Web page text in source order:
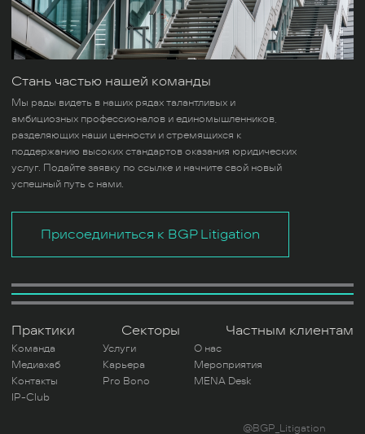
Стань частью нашей команды
Мы рады видеть в наших рядах талантливых и
амбициозных профессионалов и единомышленников,
разделяющих наши ценности и стремящихся к
поддержанию высоких стандартов оказания юридических
услуг. Подайте заявку по ссылке и начните свой новый
успешный путь с нами.
Присоединиться к BGP Litigation
Практики Секторы Частным клиентам
Команда Услуги
О нас
Медиахаб
Карьера
Мероприятия
Контакты
Pro Bono
MENA Desk
IP-Club
@BGP_Litigation